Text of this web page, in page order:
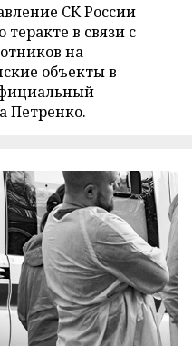
СК России
теракте в связи с
на
объекты в
Петренко.